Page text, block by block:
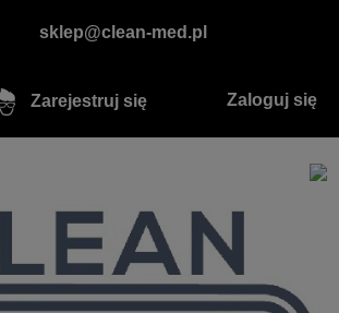
sklep@clean-med.pl
Zarejestruj się Zaloguj się